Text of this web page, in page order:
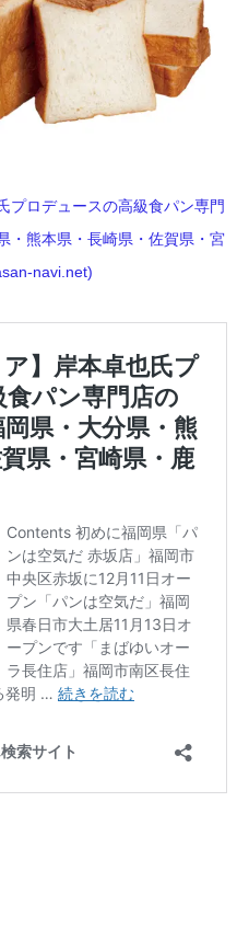
プロデュースの高級食パン専門
熊本県・長崎県・佐賀県・宮
navi.net)